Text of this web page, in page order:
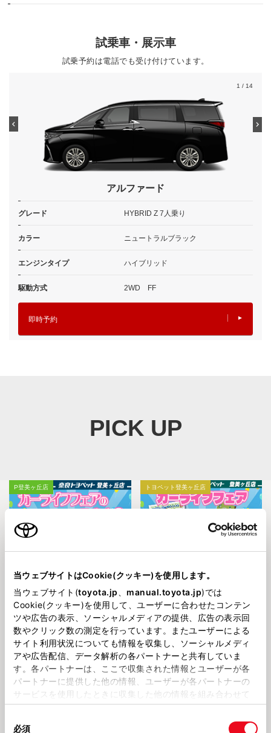
当ウェブサイトはCookie(クッキー)を使用します。
当ウェブサイト(toyota.jp manual.toyota.jp)では
Cookie(クッキー)を使用して、ユーザーに合わせたコンテン
ツや広告の表示、ソーシャルメディアの提供、広告の表示回
数やクリック数の測定を行っています。またユーザーによる
サイト利用状況についても情報を収集し、ソーシャルメディ
アや広告配信、データ解析の各パートナーと共有していま
す。各パートナーは、ここで収集された情報とユーザーが各
パートナーに提供した他の情報、ユーザーが各パートナーの
サービスを使用したときに収集した他の情報を組み合わせて
使用することがあります。当ウェブサイトの使用を続行する
必須
試乗車・展示車
試乗予約は電話でも受け付けています。
1 / 14
アルファード
グレード HYBRID Z 7人乗り
カラー ニュートラルブラック
エンジンタイプ ハイブリッド
駆動方式 2WD FF
即時予約
PICK UP
P登美ヶ丘店
2026720
イベントのご案内３🌟【奈良トヨ
ペット登美ヶ丘店】
トヨペット登美ヶ丘店
2026630
ペット登美ヶ丘店】
P登美ヶ丘店
イベントのご案内🌟【奈良トヨペ
P登美ヶ丘店
GWのご営業について【奈良トヨ